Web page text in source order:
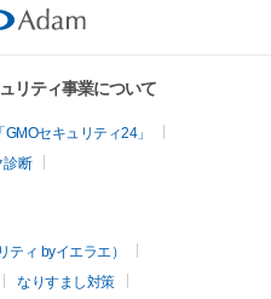
リティ事業について
セキュリティ24」
診断
ィ byイエラエ）
なりすまし対策